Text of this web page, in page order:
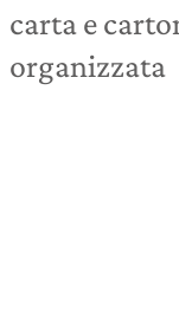
carta e
organizzata